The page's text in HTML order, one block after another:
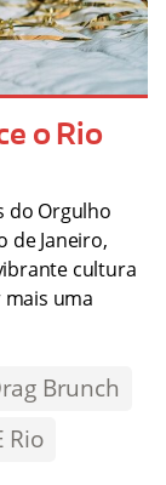
o Rio
do Orgulho
de Janeiro,
cultura
uma
Brunch
Rio